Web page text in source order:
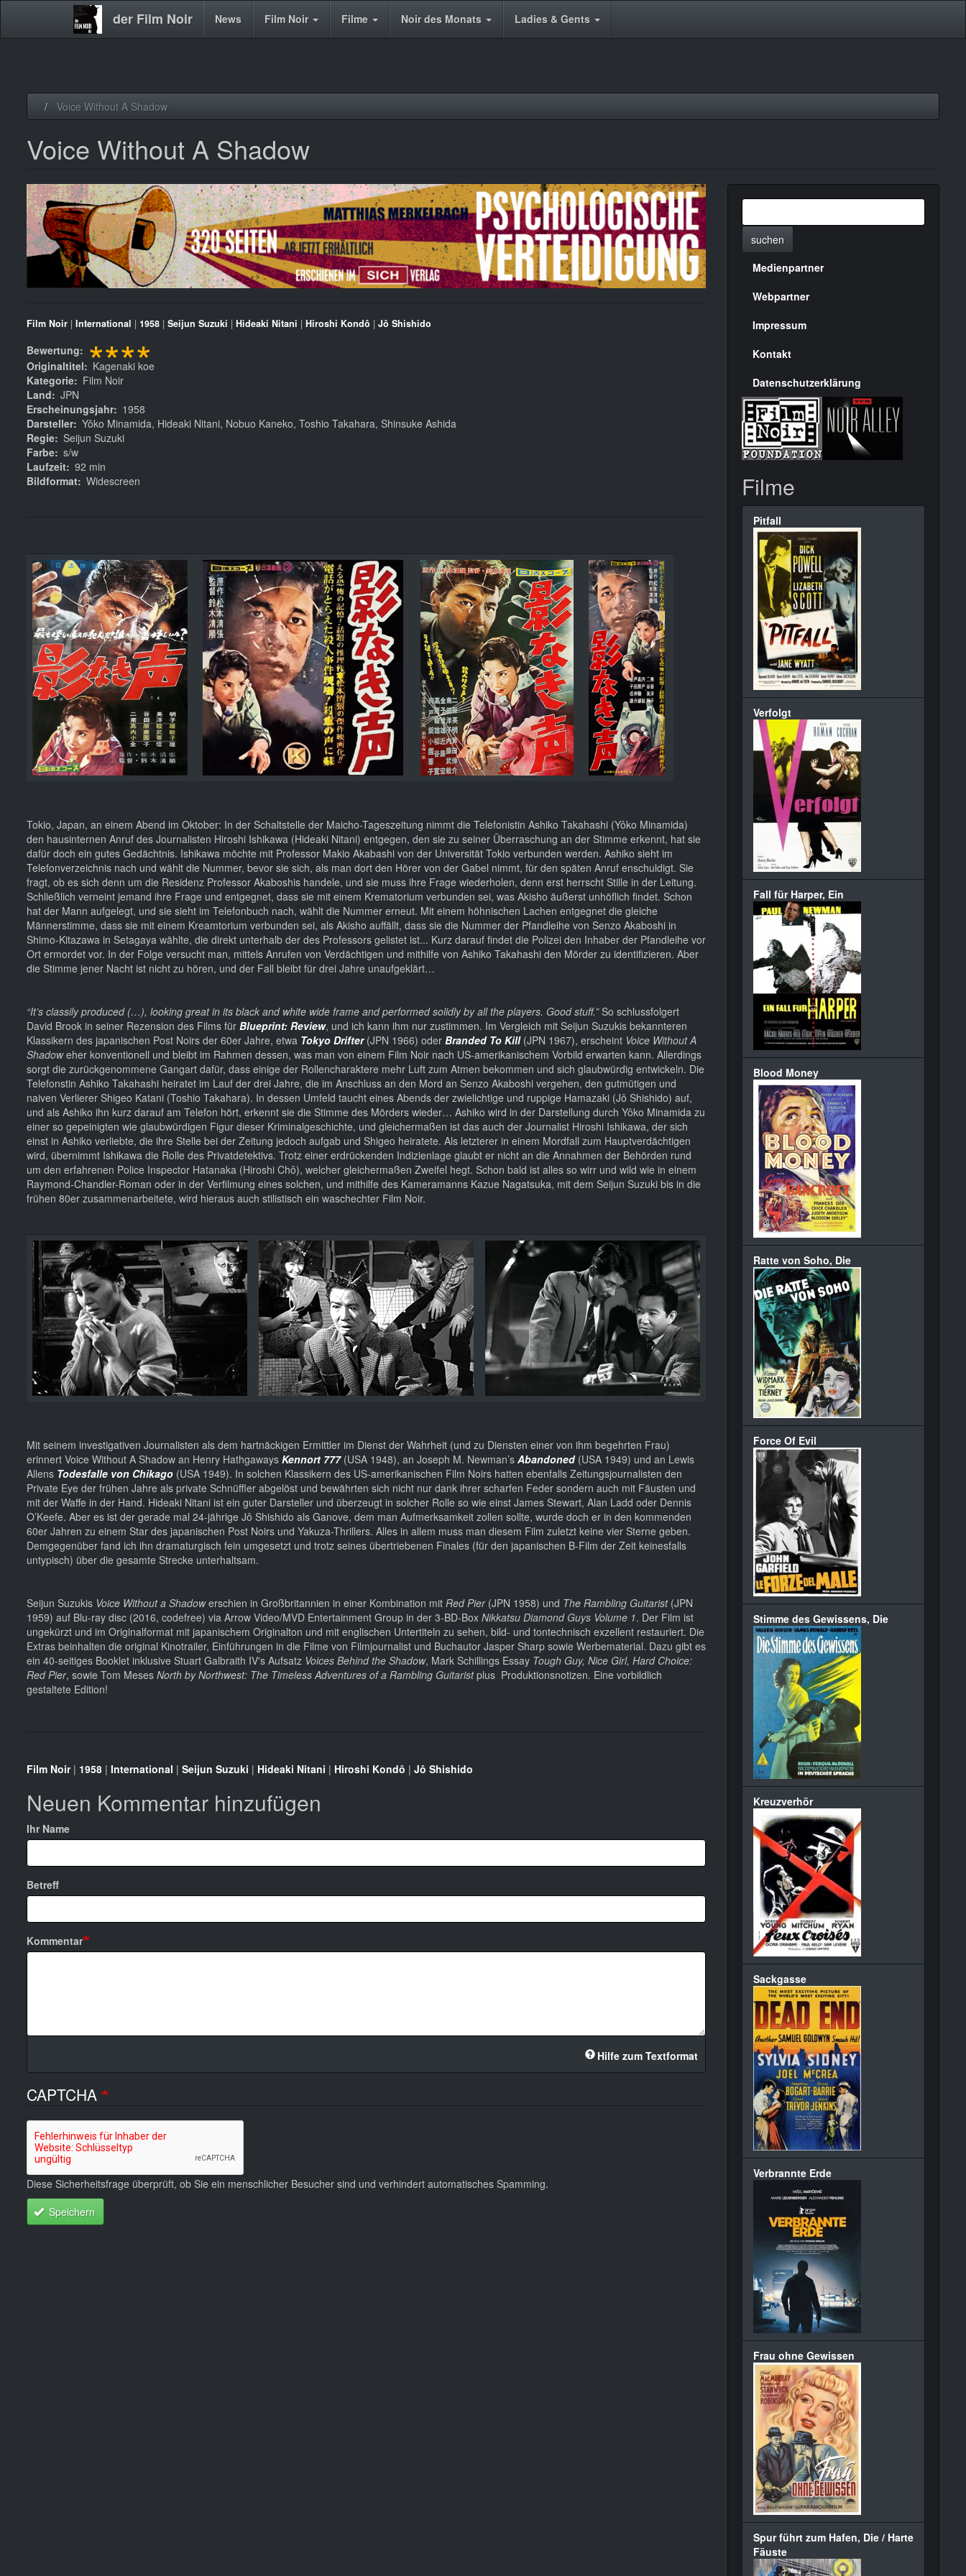
der Film Noir
Main News Film Noir Filme Noir des Monats Ladies & Gents
Voice Without A Shadow
Voice Without A Shadow
Film Noir | International | 1958 | Seijun Suzuki | Hideaki Nitani | Hiroshi Kondô | Jô Shishido
Bewertung ****
Originaltitel
Kagenaki koe
Kategorie
Film Noir
Land
JPN
Erscheinungsjahr
1958
Darsteller Yôko Minamida, Hideaki Nitani, Nobuo Kaneko, Toshio Takahara, Shinsuke Ashida
Regie Seijun Suzuki
Farbe s/w
Laufzeit 92 min
Bildformat Widescreen
Tokio, Japan, an einem Abend im Oktober: In der Schaltstelle der Maicho-Tageszeitung nimmt die Telefonistin Ashiko Takahashi (Yôko Minamida)
den hausinternen Anruf des Journalisten Hiroshi Ishikawa (Hideaki Nitani) entgegen, den sie zu seiner Überraschung an der Stimme erkennt, hat sie
dafür doch ein gutes Gedächtnis. Ishikawa möchte mit Professor Makio Akabashi von der Universität Tokio verbunden werden. Ashiko sieht im
Telefonverzeichnis nach und wählt die Nummer, bevor sie sich, als man dort den Hörer von der Gabel nimmt, für den späten Anruf enschuldigt. Sie
fragt, ob es sich denn um die Residenz Professor Akaboshis handele, und sie muss ihre Frage wiederholen, denn erst herrscht Stille in der Leitung.
Schließlich verneint jemand ihre Frage und entgegnet, dass sie mit einem Krematorium verbunden sei, was Akisho äußerst unhöflich findet. Schon
hat der Mann aufgelegt, und sie sieht im Telefonbuch nach, wählt die Nummer erneut. Mit einem höhnischen Lachen entgegnet die gleiche
Männerstimme, dass sie mit einem Kreamtorium verbunden sei, als Akisho auffällt, dass sie die Nummer der Pfandleihe von Senzo Akaboshi in
Shimo-Kitazawa in Setagaya wählte, die direkt unterhalb der des Professors gelistet ist... Kurz darauf findet die Polizei den Inhaber der Pfandleihe vor
Ort ermordet vor. In der Folge versucht man, mittels Anrufen von Verdächtigen und mithilfe von Ashiko Takahashi den Mörder zu identifizieren. Aber
die Stimme jener Nacht ist nicht zu hören, und der Fall bleibt für drei Jahre unaufgeklärt…
“It’s classily produced (…), looking great in its black and white wide frame and performed solidly by all the players. Good stuff.”So schlussfolgert
David Brook in seiner Rezension des Films für Blueprint: Review, und ich kann ihm nur zustimmen. Im Vergleich mit Seijun Suzukis bekannteren
Klassikern des japanischen Post Noirs der 60er Jahre, etwa Tokyo Drifter(JPN 1966) oder Branded To Kill (JPN 1967), erscheint Voice Without A
Shadoweher konventionell und bleibt im Rahmen dessen, was man von einem Film Noir nach US-amerikanischem Vorbild erwarten kann. Allerdings
sorgt die zurückgenommene Gangart dafür, dass einige der Rollencharaktere mehr Luft zum Atmen bekommen und sich glaubwürdig entwickeln. Die
Telefonstin Ashiko Takahashi heiratet im Lauf der drei Jahre, die im Anschluss an den Mord an Senzo Akaboshi vergehen, den gutmütigen und
naiven Verlierer Shigeo Katani (Toshio Takahara). In dessen Umfeld taucht eines Abends der zwielichtige und ruppige Hamazaki (Jô Shishido) auf,
und als Ashiko ihn kurz darauf am Telefon hört, erkennt sie die Stimme des Mörders wieder… Ashiko wird in der Darstellung durch Yôko Minamida zu
einer so gepeinigten wie glaubwürdigen Figur dieser Kriminalgeschichte, und gleichermaßen ist das auch der Journalist Hiroshi Ishikawa, der sich
einst in Ashiko verliebte, die ihre Stelle bei der Zeitung jedoch aufgab und Shigeo heiratete. Als letzterer in einem Mordfall zum Hauptverdächtigen
wird, übernimmt Ishikawa die Rolle des Privatdetektivs. Trotz einer erdrückenden Indizienlage glaubt er nicht an die Annahmen der Behörden rund
um den erfahrenen Police Inspector Hatanaka (Hiroshi Chô), welcher gleichermaßen Zweifel hegt. Schon bald ist alles so wirr und wild wie in einem
Raymond-Chandler-Roman oder in der Verfilmung eines solchen, und mithilfe des Kameramanns Kazue Nagatsuka, mit dem Seijun Suzuki bis in die
frühen 80er zusammenarbeitete, wird hieraus auch stilistisch ein waschechter Film Noir.
Mit seinem investigativen Journalisten als dem hartnäckigen Ermittler im Dienst der Wahrheit (und zu Diensten einer von ihm begehrten Frau)
erinnert Voice Without A Shadow an Henry Hathgaways Kennort 777(USA 1948), an Joseph M. Newman’s Abandoned(USA 1949) und an Lewis
Allens Todesfalle von Chikago (USA 1949). In solchen Klassikern des US-amerikanischen Film Noirs hatten ebenfalls Zeitungsjournalisten den
Private Eye der frühen Jahre als private Schnüffler abgelöst und bewährten sich nicht nur dank ihrer scharfen Feder sondern auch mit Fäusten und
mit der Waffe in der Hand. Hideaki Nitani ist ein guter Darsteller und überzeugt in solcher Rolle so wie einst James Stewart, Alan Ladd oder Dennis
O’Keefe. Aber es ist der gerade mal 24-jährige Jô Shishido als Ganove, dem man Aufmerksamkeit zollen sollte, wurde doch er in den kommenden
60er Jahren zu einem Star des japanischen Post Noirs und Yakuza-Thrillers. Alles in allem muss man diesem Film zuletzt keine vier Sterne geben.
Demgegenüber fand ich ihn dramaturgisch fein umgesetzt und trotz seines übertriebenen Finales (für den japanischen B-Film der Zeit keinesfalls
untypisch) über die gesamte Strecke unterhaltsam.
Seijun Suzukis Voice Without a Shadowerschien in Großbritannien in einer Kombination mit Red Pier(JPN 1958) und The Rambling Guitarist(JPN
1959) auf Blu-ray disc (2016, codefree) via Arrow Video/MVD Entertainment Group in der 3-BD-Box Nikkatsu Diamond Guys Volume 1. Der Film ist
ungekürzt und im Originalformat mit japanischem Originalton und mit englischen Untertiteln zu sehen, bild- und tontechnisch exzellent restauriert. Die
Extras beinhalten die original Kinotrailer, Einführungen in die Filme von Filmjournalist und Buchautor Jasper Sharp sowie Werbematerial. Dazu gibt es
ein 40-seitiges Booklet inklusive Stuart Galbraith IV's Aufsatz Voices Behind the Shadow, Mark Schillings Essay Tough Guy, Nice Girl, Hard Choice:
Red Pier, sowie Tom Meses North by Northwest: The Timeless Adventures of a Rambling Guitaristplus Produktionsnotizen. Eine vorbildlich
gestaltete Edition!
Film Noir| 1958 | International | Seijun Suzuki | Hideaki Nitani | Hiroshi Kondô | Jô Shishido
Neuen Kommentar hinzufügen
Ihr Name
Betreff
Kommentar
Hilfe zum Textformat
CAPTCHA
Diese Sicherheitsfrage überprüft, ob Sie ein menschlicher Besucher sind und verhindert automatisches Spamming.
Speichern
suchen
Menülinks
rechte
Seite
Medienpartner
Webpartner
Impressum
Kontakt
Datenschutzerklärung
Filme
Pitfall
Verfolgt
Fall für Harper, Ein
Blood Money
Ratte von Soho, Die
Force Of Evil
Stimme des Gewissens, Die
Kreuzverhör
Sackgasse
Verbrannte Erde
Frau ohne Gewissen
Spur führt zum Hafen, Die / Harte
Fäuste